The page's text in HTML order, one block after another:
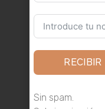
Sin spam.